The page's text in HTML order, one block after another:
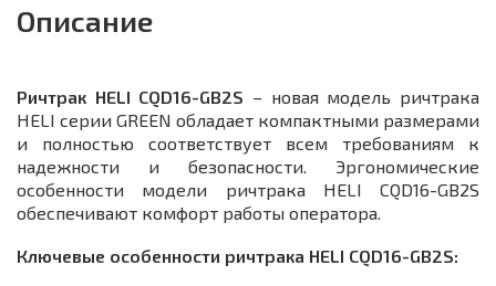
Описание
Ричтрак HELI CQD16-GB2S – новая модель ричтрака
HELI серии GREEN обладает компактными размерами
и полностью соответствует всем требованиям к
надежности и безопасности. Эргономические
особенности модели ричтрака HELI CQD16-GB2S
обеспечивают комфорт работы оператора.
Ключевые особенности ричтрака HELI CQD16-GB2S: